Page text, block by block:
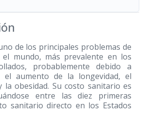
de los principales problemas de
mundo, más prevalente en los
probablemente debido a
el aumento de la longevidad, el
la obesidad. Su costo sanitario es
entre las diez primeras
sanitario directo en los Estados